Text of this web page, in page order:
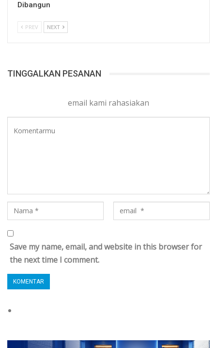
Dibangun
PREV NEXT
TINGGALKAN PESANAN
email kami rahasiakan
Save my name, email, and website in this browser for
the next time I comment.